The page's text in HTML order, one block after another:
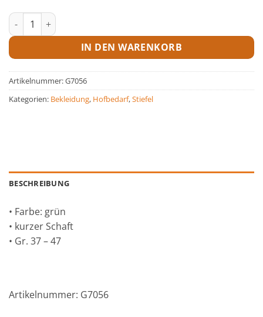
Stiefel Dee Calf Menge
IN DEN WARENKORB
Artikelnummer:G7056
Kategorien: Bekleidung, Hofbedarf,Stiefel
BESCHREIBUNG
• Farbe: grün
• kurzer Schaft
• Gr. 37 – 47
Artikelnummer: G7056